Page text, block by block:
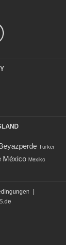
Türkei
México Mexiko
|